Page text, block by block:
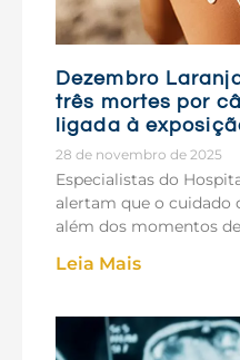
Dezembro
três mortes por
ligada à
28 de novembro de 2025
Especialistas do
alertam que o cuidado
além dos momentos
Leia Mais